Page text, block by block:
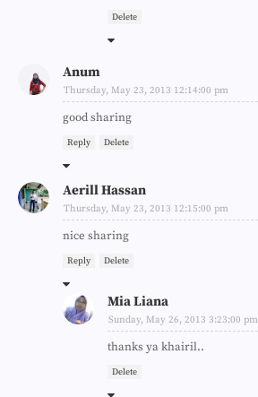
Delete
Anum
Thursday, May 23, 2013 12:14:00 pm
good sharing
Reply Delete
Aerill Hassan
Thursday, May 23, 2013 12:15:00 pm
nice sharing
Reply Delete
Mia Liana
Sunday, May 26, 2013 3:23:00 pm
thanks ya khairil..
Delete